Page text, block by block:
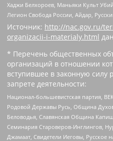
Хаджи Белхороев, Маньяки Культ
Легион Свобода России, Айдар,
Источник: http://nac.gov.ru/
organizacii-i-materialy.html
* Перечень общественных
организаций в отношении
вступившее в законную
запрете деятельности:
Национал-большевистская партия,
Родовой Державы Русь, Община
Беловодья, Славянская Община
Семинария Староверов-Инглингов,
Джамаат, Свидетели Иеговы, Русское